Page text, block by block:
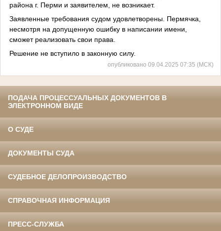
района г. Перми и заявителем, не возникает.
Заявленные требования судом удовлетворены. Пермячка,
несмотря на допущенную ошибку в написании имени,
сможет реализовать свои права.
Решение не вступило в законную силу.
опубликовано 09.04.2025 07:35 (МСК)
ПОДАЧА ПРОЦЕССУАЛЬНЫХ ДОКУМЕНТОВ В
ЭЛЕКТРОННОМ ВИДЕ
О СУДЕ
ДОКУМЕНТЫ СУДА
СУДЕБНОЕ ДЕЛОПРОИЗВОДСТВО
СПРАВОЧНАЯ ИНФОРМАЦИЯ
ПРЕСС-СЛУЖБА